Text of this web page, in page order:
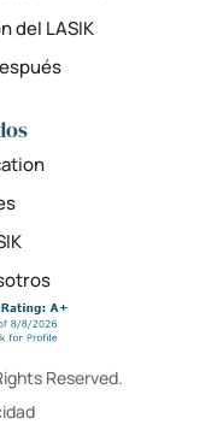
Reserved.
del LASIK